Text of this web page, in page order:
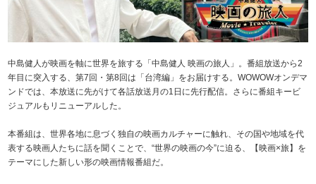
中島健人が映画を軸に世界を旅する「中島健人 映画の旅人」。番組放送から2
年目に突入する、第7回・第8回は「台湾編」をお届けする。WOWOWオンデマ
ンドでは、本放送に先がけて各話放送月の1日に先行配信。さらに番組キービ
ジュアルもリニューアルした。
本番組は、世界各地に息づく独自の映画カルチャーに触れ、その国や地域を代
表する映画人たちに話を聞くことで、“世界の映画の今”に迫る、【映画×旅】を
テーマにした新しい形の映画情報番組だ。